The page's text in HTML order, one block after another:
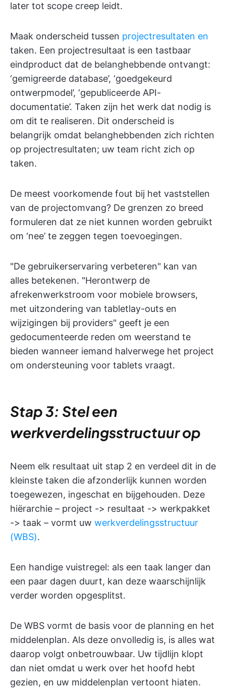
later tot scope creep leidt.
Maak onderscheid tussen projectresultaten en
taken. Een projectresultaat is een tastbaar
eindproduct dat de belanghebbende ontvangt:
‘gemigreerde database’, ‘goedgekeurd
ontwerpmodel’, ‘gepubliceerde API-
documentatie’. Taken zijn het werk dat nodig is
om dit te realiseren. Dit onderscheid is
belangrijk omdat belanghebbenden zich richten
op projectresultaten; uw team richt zich op
taken.
De meest voorkomende fout bij het vaststellen
van de projectomvang? De grenzen zo breed
formuleren dat ze niet kunnen worden gebruikt
om ‘nee’ te zeggen tegen toevoegingen.
"De gebruikerservaring verbeteren" kan van
alles betekenen. "Herontwerp de
afrekenwerkstroom voor mobiele browsers,
met uitzondering van tabletlay-outs en
wijzigingen bij providers" geeft je een
gedocumenteerde reden om weerstand te
bieden wanneer iemand halverwege het project
om ondersteuning voor tablets vraagt.
Stap 3: Stel een
werkverdelingsstructuur op
Neem elk resultaat uit stap 2 en verdeel dit in de
kleinste taken die afzonderlijk kunnen worden
toegewezen, ingeschat en bijgehouden. Deze
hiërarchie – project -> resultaat -> werkpakket
-> taak – vormt uw werkverdelingsstructuur
(WBS).
Een handige vuistregel: als een taak langer dan
een paar dagen duurt, kan deze waarschijnlijk
verder worden opgesplitst.
De WBS vormt de basis voor de planning en het
middelenplan. Als deze onvolledig is, is alles wat
daarop volgt onbetrouwbaar. Uw tijdlijn klopt
dan niet omdat u werk over het hoofd hebt
gezien, en uw middelenplan vertoont hiaten.